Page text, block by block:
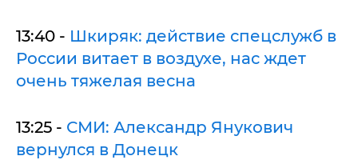
13:40 - Шкиряк: действие спецслужб в
России витает в воздухе, нас ждет
очень тяжелая весна
13:25 - СМИ: Александр Янукович
вернулся в Донецк